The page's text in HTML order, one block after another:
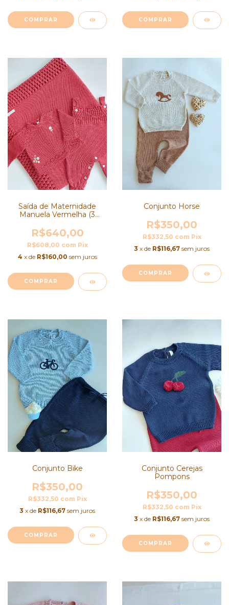
COMPRAR COMPRAR
Saída de Maternidade
Manuela Vermelha (3
R$640,00
R$608,00 com Pix
4 x de R$160,00 sem juros
COMPRAR
Conjunto Horse
R$350,00
R$332,50 com Pix
3 x de R$116,67 sem juros
COMPRAR
Conjunto Bike
R$350,00
R$332,50 com Pix
3 x de R$116,67 sem juros
COMPRAR
Conjunto Cerejas
Pompons
R$350,00
R$332,50 com Pix
3 x de R$116,67 sem juros
COMPRAR